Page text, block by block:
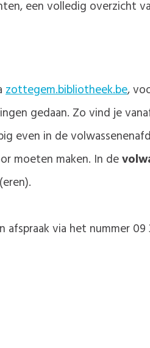
een volledig overzicht
zottegem.bibliotheek.be,
gedaan. Zo vind je
even in de
moeten maken. In de
via het nummer 09